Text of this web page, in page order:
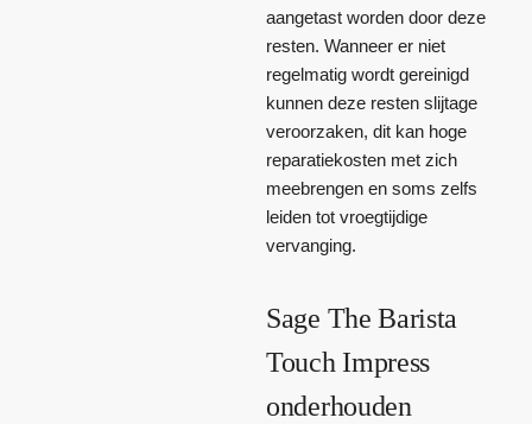
aangetast worden door deze
resten. Wanneer er niet
regelmatig wordt gereinigd
kunnen deze resten slijtage
veroorzaken, dit kan hoge
reparatiekosten met zich
meebrengen en soms zelfs
leiden tot vroegtijdige
vervanging.
Sage The Barista
Touch Impress
onderhouden